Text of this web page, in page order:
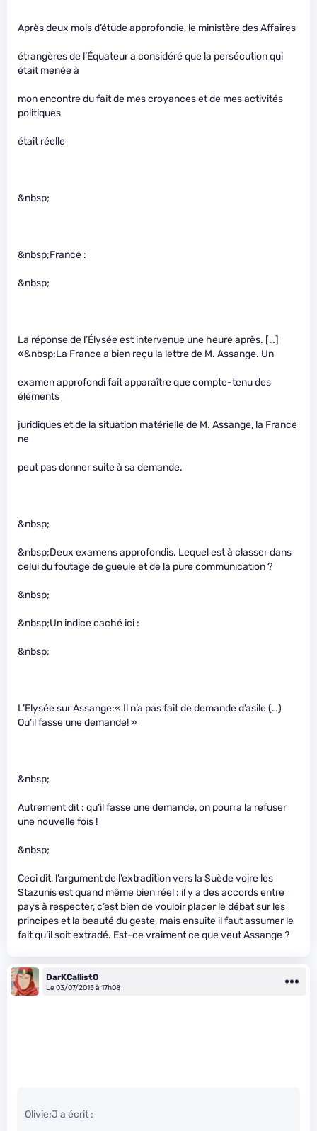
Après deux mois d’étude approfondie, le ministère des Affaires
étrangères de l’Équateur a considéré que la persécution qui
était menée à
mon encontre du fait de mes croyances et de mes activités
politiques
était réelle
&nbsp;
&nbsp;France :
&nbsp;
La réponse de l’Élysée est intervenue une heure après. […]
«&nbsp;La France a bien reçu la lettre de M. Assange. Un
examen approfondi fait apparaître que compte-tenu des
éléments
juridiques et de la situation matérielle de M. Assange, la France
ne
peut pas donner suite à sa demande.
&nbsp;
&nbsp;Deux examens approfondis. Lequel est à classer dans
celui du foutage de gueule et de la pure communication ?
&nbsp;
&nbsp;Un indice caché ici :
&nbsp;
L’Elysée sur Assange:« Il n’a pas fait de demande d’asile (…)
Qu’il fasse une demande! »
&nbsp;
Autrement dit : qu’il fasse une demande, on pourra la refuser
une nouvelle fois !
&nbsp;
Ceci dit, l’argument de l’extradition vers la Suède voire les
Stazunis est quand même bien réel : il y a des accords entre
pays à respecter, c’est bien de vouloir placer le débat sur les
principes et la beauté du geste, mais ensuite il faut assumer le
fait qu’il soit extradé. Est-ce vraiment ce que veut Assange ?
DarKCallistO
Le 03/07/2015 à 17h08
OlivierJ a écrit :